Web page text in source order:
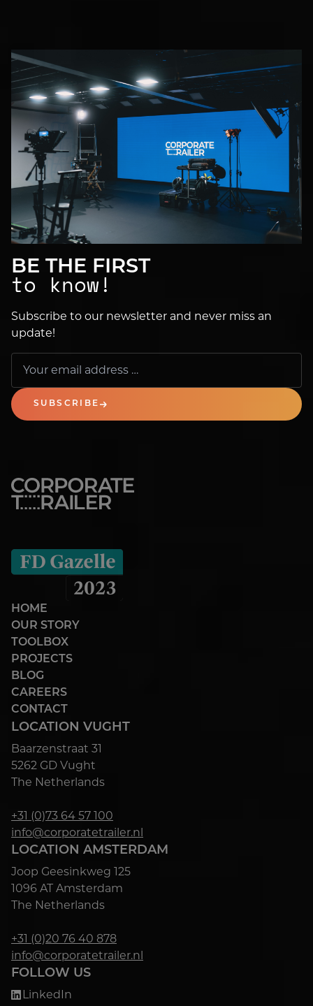
BE THE FIRST
to know!
Subscribe to our newsletter and never miss an
update!
SUBSCRIBE
HOME
OUR STORY
TOOLBOX
PROJECTS
BLOG
CAREERS
CONTACT
LOCATION VUGHT
Baarzenstraat 31
5262 GD Vught
The Netherlands
+31 (0)73 64 57 100
info@corporatetrailer.nl
LOCATION AMSTERDAM
Joop Geesinkweg 125
1096 AT Amsterdam
The Netherlands
+31 (0)20 76 40 878
info@corporatetrailer.nl
FOLLOW US
LinkedIn